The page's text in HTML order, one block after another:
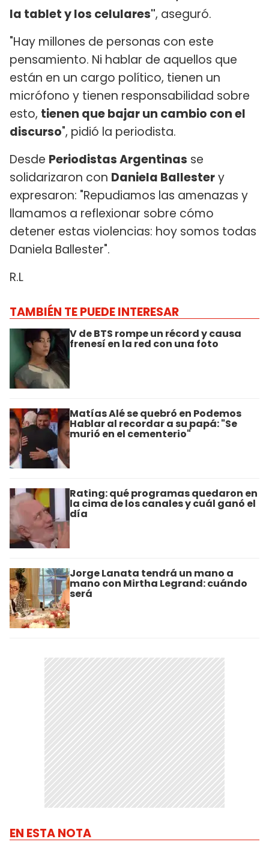
la tablet y los celulares", aseguró.
"Hay millones de personas con este
pensamiento. Ni hablar de aquellos que
están en un cargo político, tienen un
micrófono y tienen responsabilidad sobre
esto, tienen que bajar un cambio con el
discurso", pidió la periodista.
Desde Periodistas Argentinas se
solidarizaron con Daniela Ballestery
expresaron: "Repudiamos las amenazas y
llamamos a reflexionar sobre cómo
detener estas violencias: hoy somos todas
Daniela Ballester".
R.L
TAMBIÉN TE PUEDE INTERESAR
V de BTS rompe un récord y causa
frenesí en la red con una foto
Matías Alé se quebró en Podemos
Hablar al recordar a su papá: "Se
murió en el cementerio"
Rating: qué programas quedaron en
la cima de los canales y cuál ganó el
día
Jorge Lanata tendrá un mano a
mano con Mirtha Legrand: cuándo
será
EN ESTA NOTA